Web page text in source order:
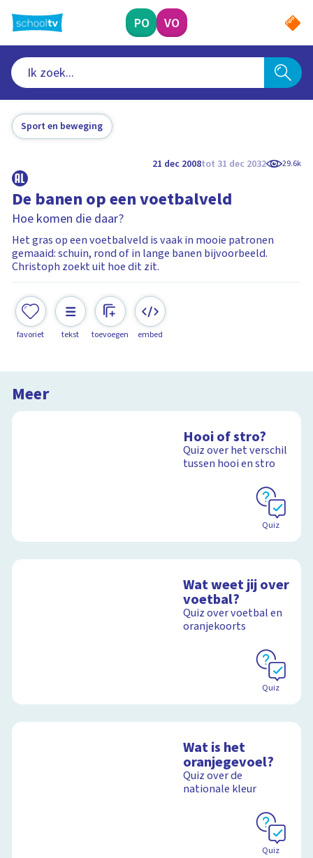
naar
hoofdinhoud
PO VO
Sport en beweging
21 dec 2008tot 31 dec 2032 29.6k
De banen op een voetbalveld
Hoe komen die daar?
Het gras op een voetbalveld is vaak in mooie patronen
gemaaid: schuin, rond of in lange banen bijvoorbeeld.
Christoph zoekt uit hoe dit zit.
favoriet tekst toevoegen embed
Meer
Hooi of stro?
Quiz over het verschil
tussen hooi en stro
Quiz
Wat weet jij over
voetbal?
Quiz over voetbal en
oranjekoorts
Quiz
Wat is het
oranjegevoel?
Quiz over de
nationale kleur
Quiz